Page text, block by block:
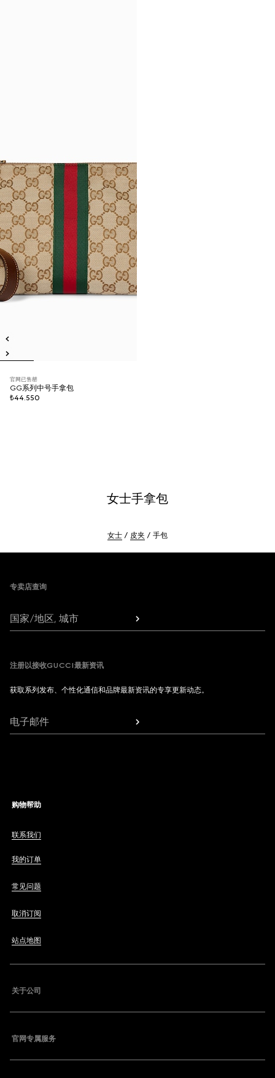
官网已售罄
GG系列中号手拿包
₺44.550
女士手拿包
女士 皮夹 手包
专卖店查询
国家/地区, 城市
注册以接收GUCCI最新资讯
获取系列发布、个性化通信和品牌最新资讯的专享更新动态。
电子邮件
购物帮助
联系我们
我的订单
常见问题
取消订阅
站点地图
关于公司
官网专属服务